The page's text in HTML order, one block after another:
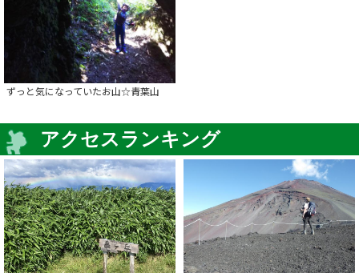
ずっと気になっていたお山☆青葉山
アクセスランキング